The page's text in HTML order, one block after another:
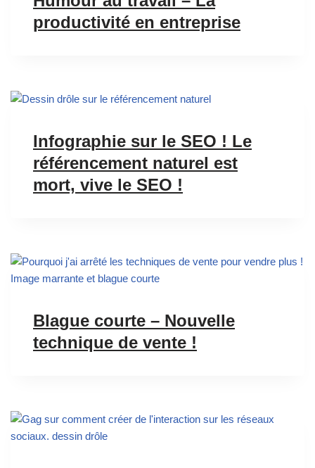
productivité en entreprise
Infographie sur le SEO ! Le
référencement naturel est
mort, vive le SEO !
Blague courte – Nouvelle
technique de vente !